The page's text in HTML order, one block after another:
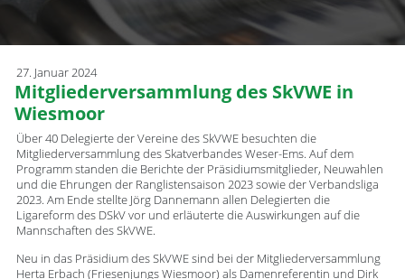
27. Januar 2024
Mitgliederversammlung des SkVWE in
Wiesmoor
Über 40 Delegierte der Vereine des SkVWE besuchten die
Mitgliederversammlung des Skatverbandes Weser-Ems. Auf dem
Programm standen die Berichte der Präsidiumsmitglieder, Neuwahlen
und die Ehrungen der Ranglistensaison 2023 sowie der Verbandsliga
2023. Am Ende stellte Jörg Dannemann allen Delegierten die
Ligareform des DSkV vor und erläuterte die Auswirkungen auf die
Mannschaften des SkVWE.
Neu in das Präsidium des SkVWE sind bei der Mitgliederversammlung
Herta Erbach (Friesenjungs Wiesmoor) als Damenreferentin und Dirk